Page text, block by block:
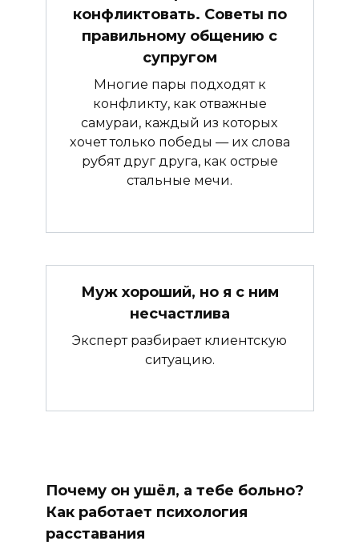
конфликтовать. Советы по
правильному общению с
супругом
Многие пары подходят к
конфликту, как отважные
самураи, каждый из которых
хочет только победы — их слова
рубят друг друга, как острые
стальные мечи.
Муж хороший, но я с ним
несчастлива
Эксперт разбирает клиентскую
ситуацию.
Почему он ушёл, а тебе больно?
Как работает психология
расставания